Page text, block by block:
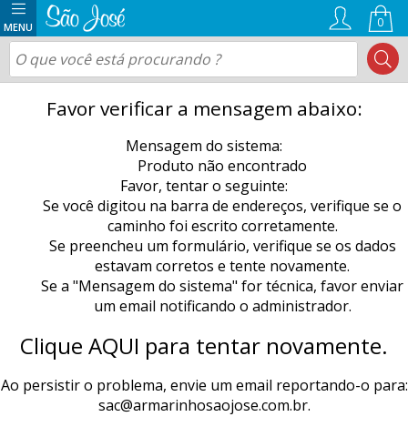
0
Favor verificar a mensagem abaixo:
Mensagem do sistema:
Produto não encontrado
Favor, tentar o seguinte:
Se você digitou na barra de endereços, verifique se o
caminho foi escrito corretamente.
Se preencheu um formulário, verifique se os dados
estavam corretos e tente novamente.
Se a "Mensagem do sistema" for técnica, favor enviar
um email notificando o administrador.
Clique AQUI para tentar novamente.
Ao persistir o problema, envie um email reportando-o para:
sac@armarinhosaojose.com.br.